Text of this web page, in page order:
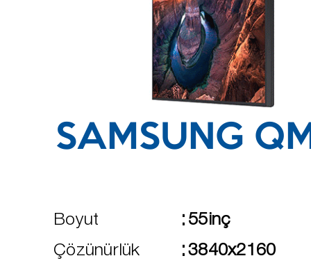
SAMSUNG
Boyut : 55inç
Çözünürlük
: 3840x2160